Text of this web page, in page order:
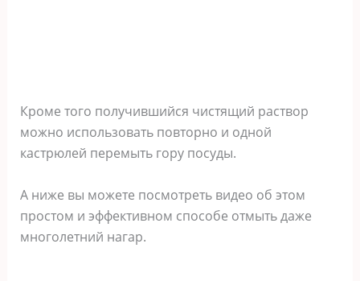
Кроме того получившийся чистящий раствор
можно использовать повторно и одной
кастрюлей перемыть гору посуды.
А ниже вы можете посмотреть видео об этом
простом и эффективном способе отмыть даже
многолетний нагар.